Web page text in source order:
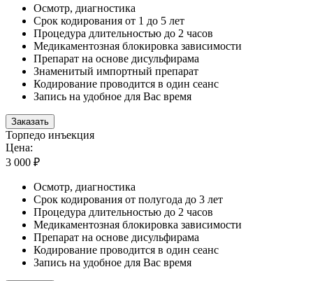
Осмотр, диагностика
Срок кодирования от 1 до 5 лет
Процедура длительностью до 2 часов
Медикаментозная блокировка зависимости
Препарат на основе дисульфирама
Знаменитый импортный препарат
Кодирование проводится в один сеанс
Запись на удобное для Вас время
Заказать
Торпедо инъекция
Цена:
3 000 ₽
Осмотр, диагностика
Срок кодирования от полугода до 3 лет
Процедура длительностью до 2 часов
Медикаментозная блокировка зависимости
Препарат на основе дисульфирама
Кодирование проводится в один сеанс
Запись на удобное для Вас время